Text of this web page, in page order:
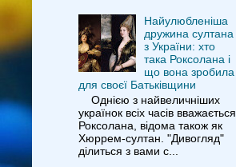
Найулюбленіша
дружина султана
з України: хто
така Роксолана і
що вона зробила
для своєї Батьківщини
Однією з найвеличніших
українок всіх часів вважається
Роксолана, відома також як
Хюррем-султан. "Дивогляд"
ділиться з вами с...